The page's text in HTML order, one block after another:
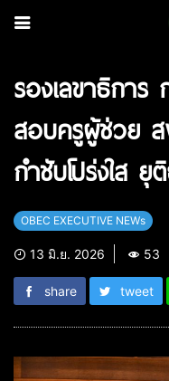
รองเลขาธิกา
สอบครูผู้ช่วย ส
กำชับโปร่งใส
OBEC EXECUTIVE NEWs
13 มิ.ย. 2026 53
share tweet